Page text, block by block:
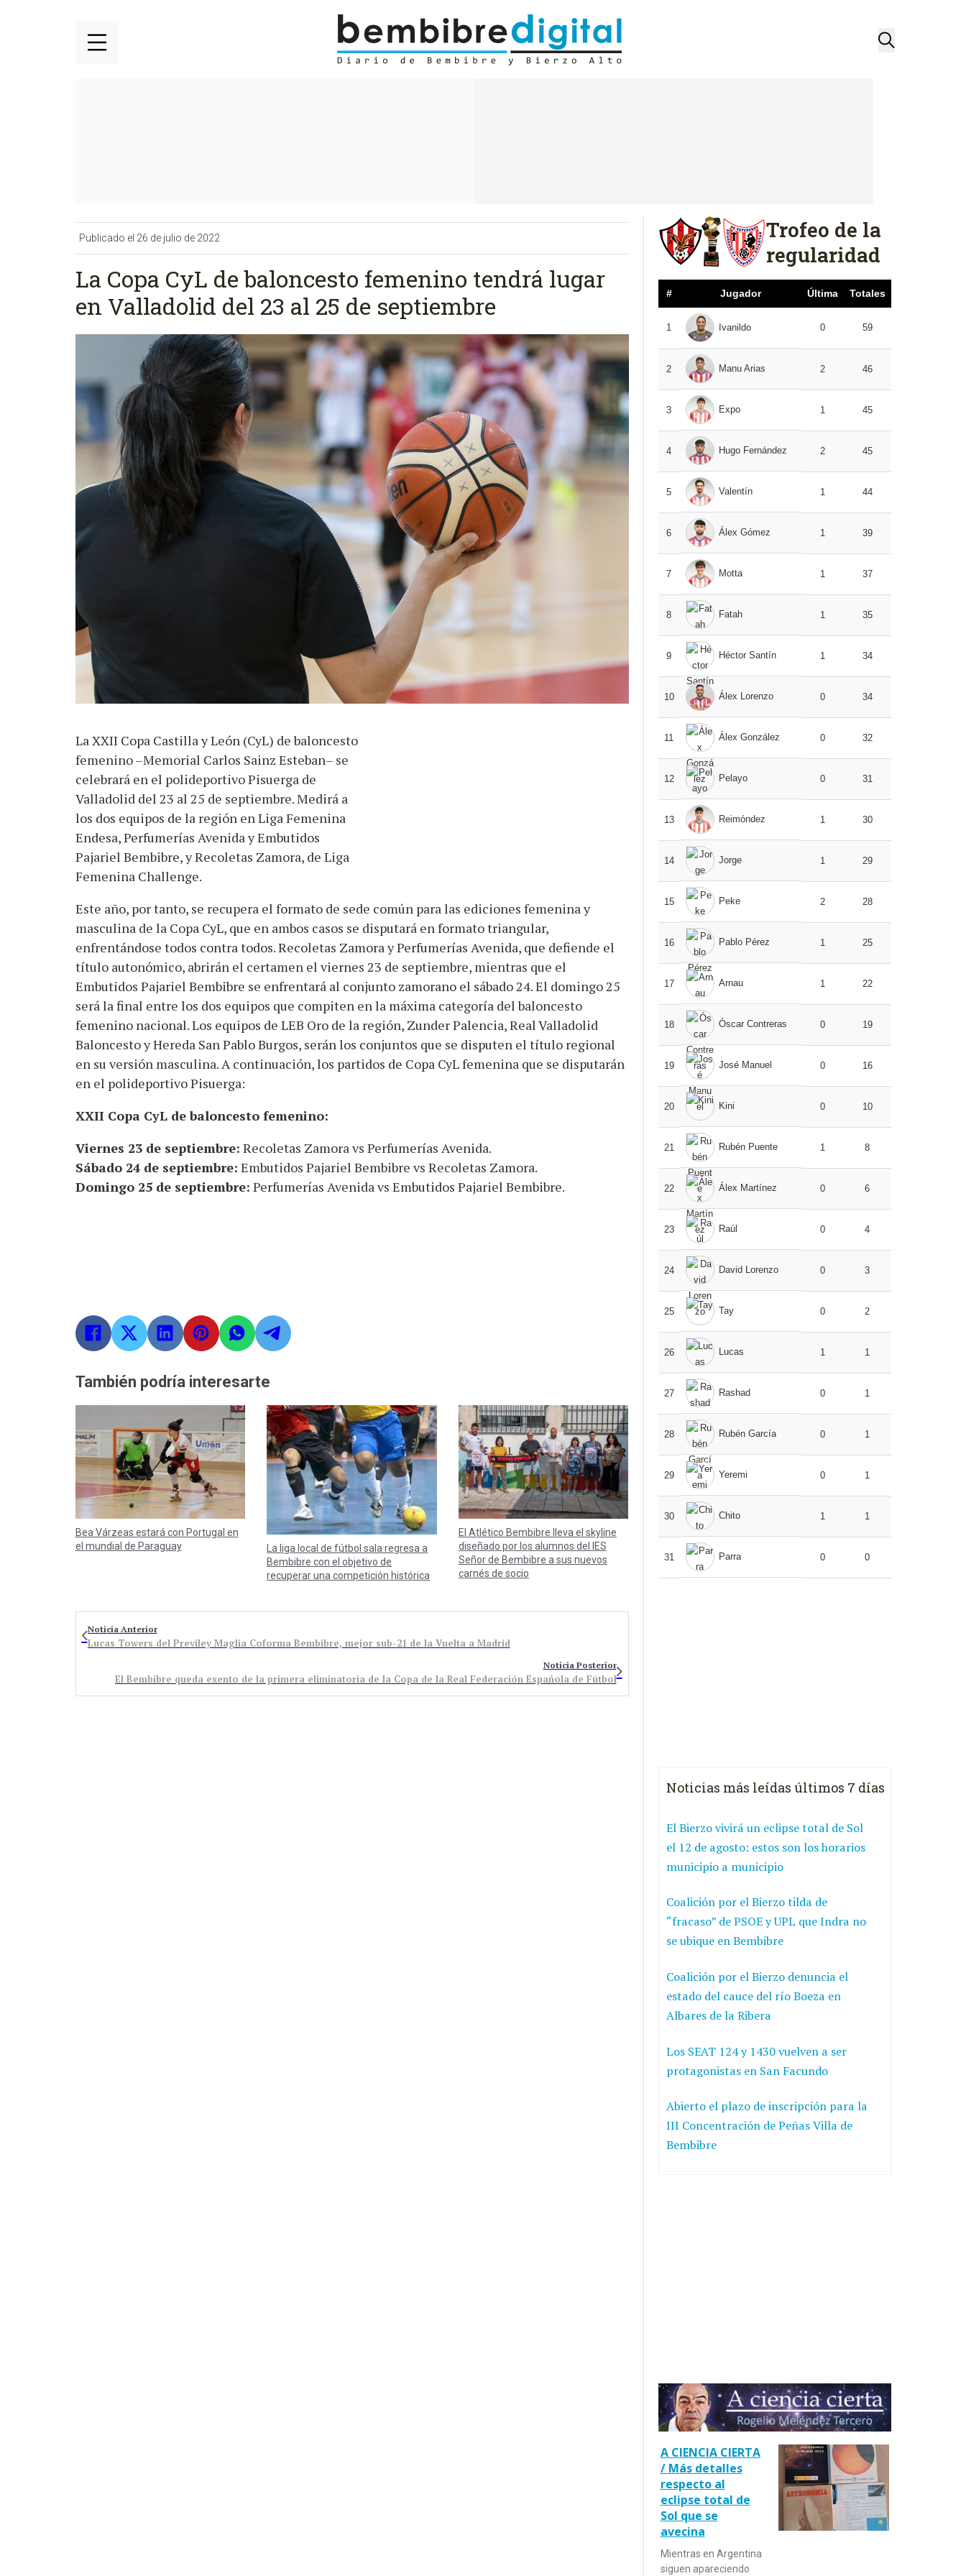
Publicado el 26 de julio de 2022
La Copa CyL de baloncesto femenino tendrá lugar
en Valladolid del 23 al 25 de septiembre
La XXII Copa Castilla y León (CyL) de baloncesto
femenino –Memorial Carlos Sainz Esteban– se
celebrará en el polideportivo Pisuerga de
Valladolid del 23 al 25 de septiembre. Medirá a
los dos equipos de la región en Liga Femenina
Endesa, Perfumerías Avenida y Embutidos
Pajariel Bembibre, y Recoletas Zamora, de Liga
Femenina Challenge.
Este año, por tanto, se recupera el formato de sede común para las ediciones femenina y
masculina de la Copa CyL, que en ambos casos se disputará en formato triangular,
enfrentándose todos contra todos. Recoletas Zamora y Perfumerías Avenida, que defiende el
título autonómico, abrirán el certamen el viernes 23 de septiembre, mientras que el
Embutidos Pajariel Bembibre se enfrentará al conjunto zamorano el sábado 24. El domingo 25
será la final entre los dos equipos que compiten en la máxima categoría del baloncesto
femenino nacional. Los equipos de LEB Oro de la región, Zunder Palencia, Real Valladolid
Baloncesto y Hereda San Pablo Burgos, serán los conjuntos que se disputen el título regional
en su versión masculina. A continuación, los partidos de Copa CyL femenina que se disputarán
en el polideportivo Pisuerga:
XXII Copa CyL de baloncesto femenino:
Viernes 23 de septiembre: Recoletas Zamora vs Perfumerías Avenida.
Sábado 24 de septiembre: Embutidos Pajariel Bembibre vs Recoletas Zamora.
Domingo 25 de septiembre: Perfumerías Avenida vs Embutidos Pajariel Bembibre.
También podría interesarte
Bea Várzeas estará con Portugal en
el mundial de Paraguay
La liga local de fútbol sala regresa a
Bembibre con el objetivo de
recuperar una competición histórica
El Atlético Bembibre lleva el skyline
diseñado por los alumnos del IES
Señor de Bembibre a sus nuevos
carnés de socio
Noticia Anterior
Lucas Towers del Previley Maglia Coforma Bembibre, mejor sub-21 de la Vuelta a Madrid
Noticia Posterior
El Bembibre queda exento de la primera eliminatoria de la Copa de la Real Federación Española de Fútbol
Trofeo de la
regularidad
# Jugador Última Totales
1 Ivanildo 0 59
2 Manu Arias 2 46
3 Expo 1 45
4 Hugo Fernández 2 45
5 Valentín 1 44
6 Álex Gómez 1 39
7 Motta 1 37
8 Fatah 1 35
9 Héctor Santín 1 34
10 Álex Lorenzo 0 34
11 Álex González 0 32
12 Pelayo 0 31
13 Reimóndez 1 30
14 Jorge 1 29
15 Peke 2 28
16 Pablo Pérez 1 25
17 Arnau 1 22
18 Óscar Contreras 0 19
19 José Manuel 0 16
20 Kini 0 10
21 Rubén Puente 1 8
22 Álex Martínez 0 6
23 Raúl 0 4
24 David Lorenzo 0 3
25 Tay 0 2
26 Lucas 1 1
27 Rashad 0 1
28 Rubén García 0 1
29 Yeremi 0 1
30 Chito 1 1
31 Parra 0 0
Noticias más leídas últimos 7 días
El Bierzo vivirá un eclipse total de Sol
el 12 de agosto: estos son los horarios
municipio a municipio
Coalición por el Bierzo tilda de
“fracaso” de PSOE y UPL que Indra no
se ubique en Bembibre
Coalición por el Bierzo denuncia el
estado del cauce del río Boeza en
Albares de la Ribera
Los SEAT 124 y 1430 vuelven a ser
protagonistas en San Facundo
Abierto el plazo de inscripción para la
III Concentración de Peñas Villa de
Bembibre
A CIENCIA CIERTA
/ Más detalles
respecto al
eclipse total de
Sol que se
avecina
Mientras en Argentina
siguen apareciendo